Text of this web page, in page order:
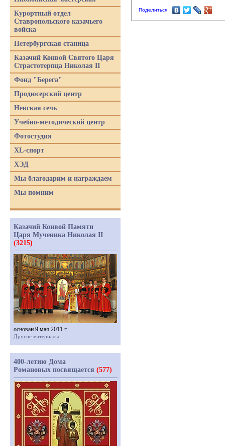
Поделиться
Курортный отдел
Ставропольского казачьего
войска
Петербургская станица
Казачий Конвой Святого Царя
Страстотерпца Николая II
Фонд "Берега"
Продюсерский центр
Невская сечь
Учебно-методический центр
Фотостудия
XL-спорт
ХЭД
Мы благодарим и награждаем
Мы помним
Казачий Конвой Памяти
Царя Мученика Николая II
(3215)
основан 9 мая 2011 г.
Другие материалы
400-летию Дома
Романовых посвящается (577)